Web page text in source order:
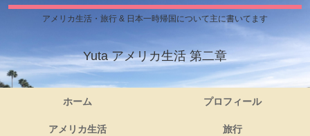
アメリカ生活・旅行 & 日本一時帰国について主に書いてます
Yuta アメリカ生活 第二章
ホーム プロフィール
アメリカ生活 旅行